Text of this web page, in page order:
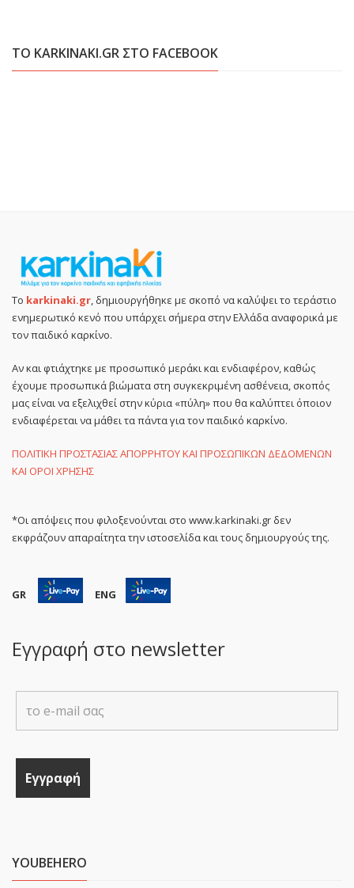
ΤΟ KARKINAKI.GR ΣΤΟ FACEBOOK
Το karkinaki.gr, δημιουργήθηκε με σκοπό να καλύψει το τεράστιο
ενημερωτικό κενό που υπάρχει σήμερα στην Ελλάδα αναφορικά με
τον παιδικό καρκίνο.
Αν και φτιάχτηκε με προσωπικό μεράκι και ενδιαφέρον, καθώς
έχουμε προσωπικά βιώματα στη συγκεκριμένη ασθένεια, σκοπός
μας είναι να εξελιχθεί στην κύρια «πύλη» που θα καλύπτει όποιον
ενδιαφέρεται να μάθει τα πάντα για τον παιδικό καρκίνο.
ΠΟΛΙΤΙΚΗ ΠΡΟΣΤΑΣΙΑΣ ΑΠΟΡΡΗΤΟΥ ΚΑΙ ΠΡΟΣΩΠΙΚΩΝ ΔΕΔΟΜΕΝΩΝ
ΚΑΙ ΟΡΟΙ ΧΡΗΣΗΣ
*Οι απόψεις που φιλοξενούνται στο www.karkinaki.gr δεν
εκφράζουν απαραίτητα την ιστοσελίδα και τους δημιουργούς της.
GR ENG
Εγγραφή στο newsletter
YOUBEHERO